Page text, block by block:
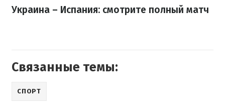
Украина – Испания: смотрите полный матч
Связанные темы:
СПОРТ